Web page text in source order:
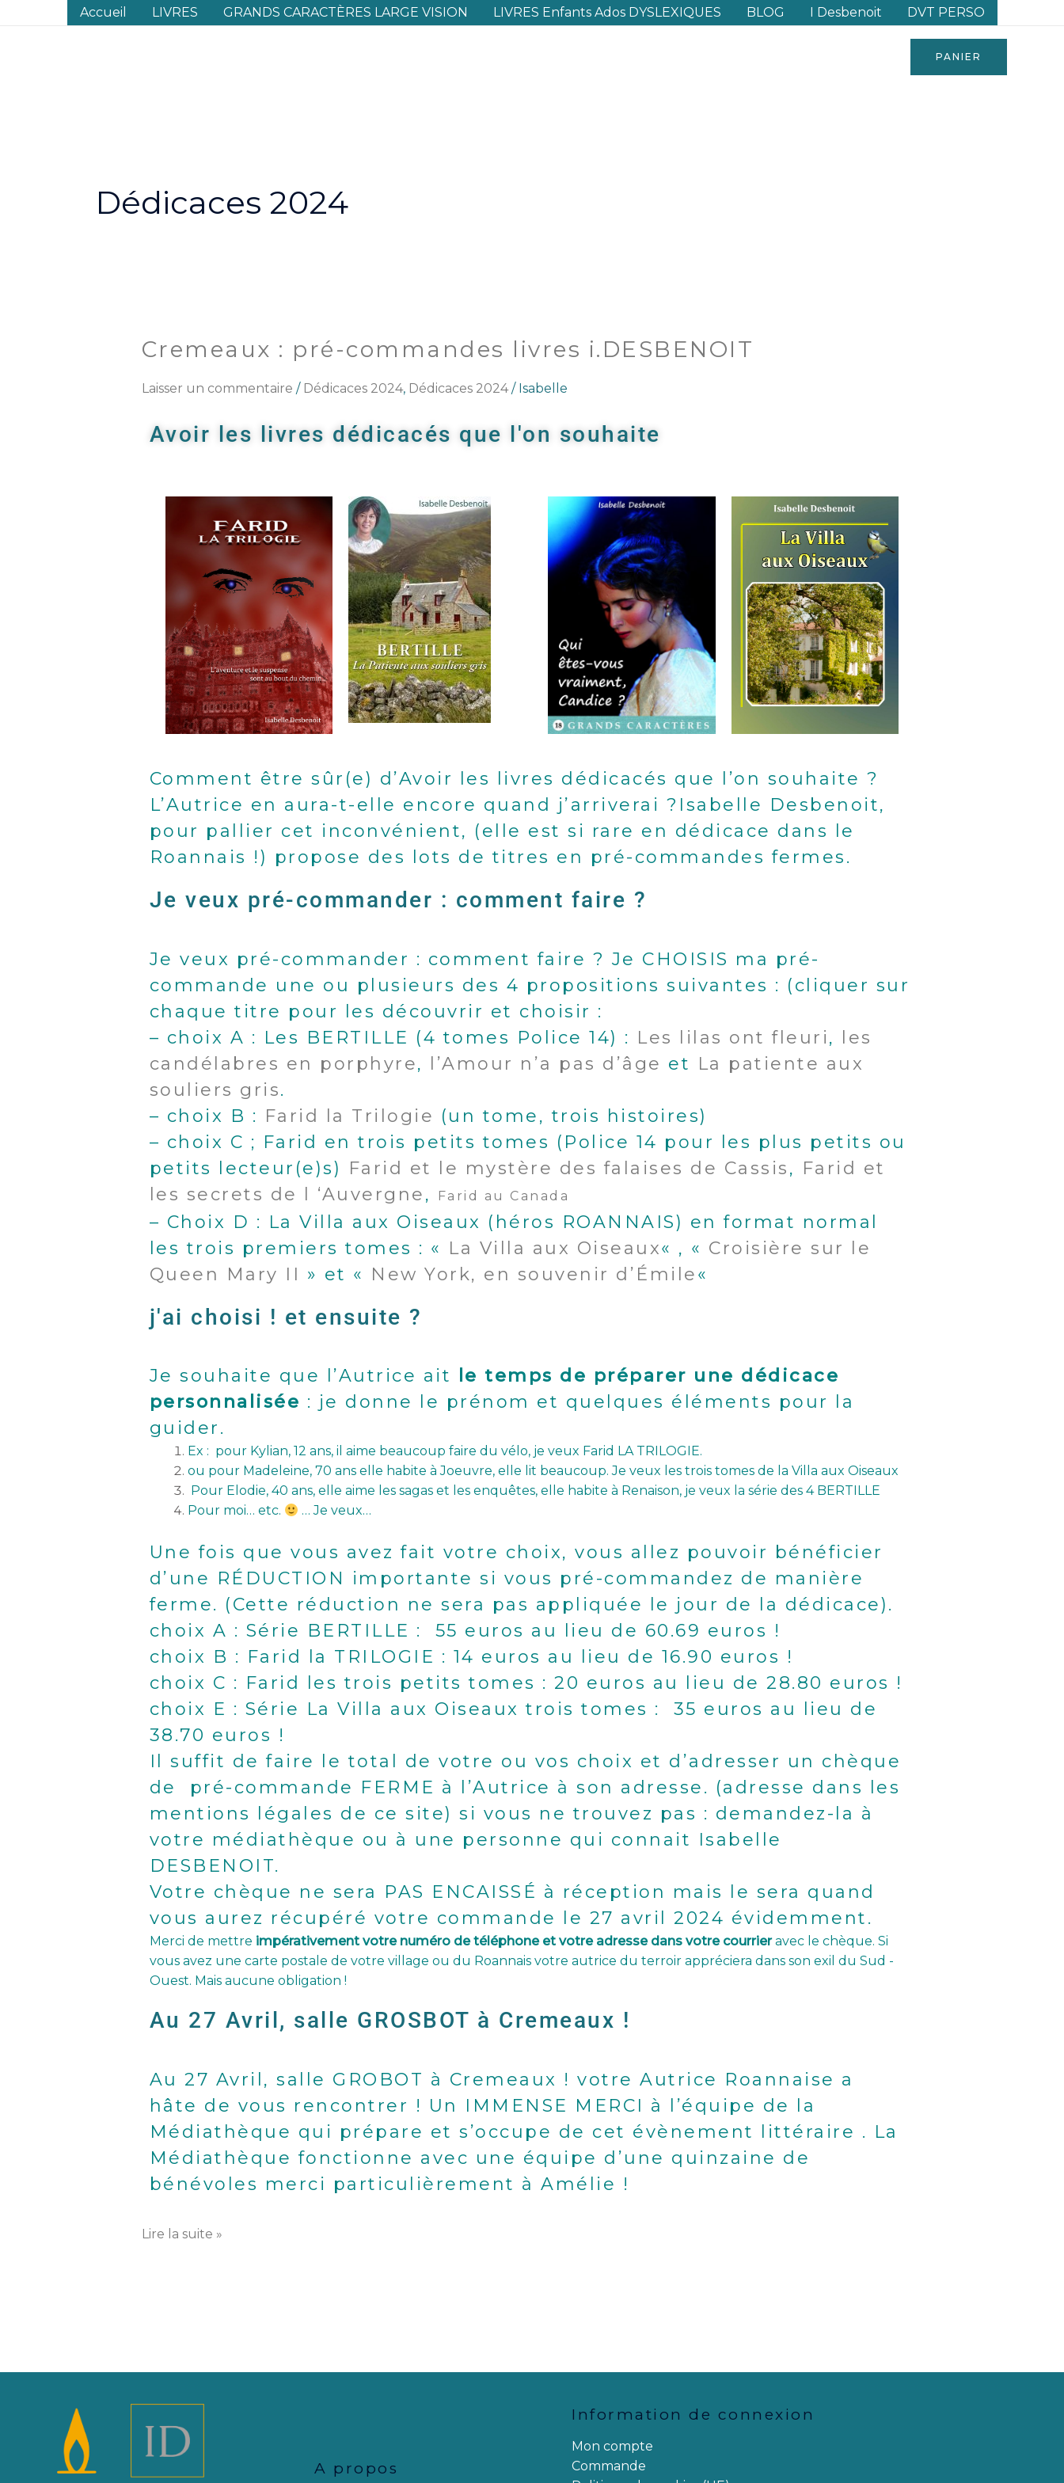
Accueil LIVRES GRANDS CARACTÈRES LARGE VISION LIVRES Enfants Ados DYSLEXIQUES BLOG I Desbenoit DVT PERSO
PANIER
Dédicaces 2024
Cremeaux : pré-commandes livres i.DESBENOIT
Laisser un commentaire / Dédicaces 2024, Dédicaces 2024/ Isabelle
Avoir les livres dédicacés que l'on souhaite
Comment être sûr(e) d’Avoir les livres dédicacés que l’on souhaite ?
L’Autrice en aura-t-elle encore quand j’arriverai ?Isabelle Desbenoit,
pour pallier cet inconvénient, (elle est si rare en dédicace dans le
Roannais !) propose des lots de titres en pré-commandes fermes.
Je veux pré-commander : comment faire ?
Je veux pré-commander : comment faire ? Je CHOISIS ma pré-
commande une ou plusieurs des 4 propositions suivantes : (cliquer sur
chaque titre pour les découvrir et choisir :
– choix A : Les BERTILLE (4 tomes Police 14) : Les lilas ont fleuri, les
candélabres en porphyre, l’Amour n’a pas d’âge et La patiente aux
souliers gris.
– choix B : Farid la Trilogie (un tome, trois histoires)
– choix C ; Farid en trois petits tomes (Police 14 pour les plus petits ou
petits lecteur(e)s) Farid et le mystère des falaises de Cassis, Farid et
les secrets de l ‘Auvergne, Farid au Canada
– Choix D : La Villa aux Oiseaux (héros ROANNAIS) en format normal
les trois premiers tomes : « La Villa aux Oiseaux« , « Croisière sur le
Queen Mary II » et « New York, en souvenir d’Émile«
j'ai choisi ! et ensuite ?
Je souhaite que l’Autrice ait
le temps de préparer une dédicace
personnalisée : je donne le prénom et quelques éléments pour la
guider.
Ex : pour Kylian, 12 ans, il aime beaucoup faire du vélo, je veux Farid LA TRILOGIE.
ou pour Madeleine, 70 ans elle habite à Joeuvre, elle lit beaucoup. Je veux les trois tomes de la Villa aux Oiseaux
Pour Elodie, 40 ans, elle aime les sagas et les enquêtes, elle habite à Renaison, je veux la série des 4 BERTILLE
Pour moi… etc.
… Je veux…
Une fois que vous avez fait votre choix, vous allez pouvoir bénéficier
d’une RÉDUCTION importante si vous pré-commandez de manière
ferme. (Cette réduction ne sera pas appliquée le jour de la dédicace).
choix A : Série BERTILLE : 55 euros au lieu de 60.69 euros !
choix B : Farid la TRILOGIE : 14 euros au lieu de 16.90 euros !
choix C : Farid les trois petits tomes : 20 euros au lieu de 28.80 euros !
choix E : Série La Villa aux Oiseaux trois tomes : 35 euros au lieu de
38.70 euros !
Il suffit de faire le total de votre ou vos choix et d’adresser un chèque
de pré-commande FERME à l’Autrice à son adresse. (adresse dans les
mentions légales de ce site) si vous ne trouvez pas : demandez-la à
votre médiathèque ou à une personne qui connait Isabelle
DESBENOIT.
Votre chèque ne sera PAS ENCAISSÉ à réception mais le sera quand
vous aurez récupéré votre commande le 27 avril 2024 évidemment.
Merci de mettre impérativement votre numéro de téléphone et votre adresse dans votre courrieravec le chèque. Si
vous avez une carte postale de votre village ou du Roannais votre autrice du terroir appréciera dans son exil du Sud -
Ouest. Mais aucune obligation !
Au 27 Avril, salle GROSBOT à Cremeaux !
Au 27 Avril, salle GROBOT à Cremeaux ! votre Autrice Roannaise a
hâte de vous rencontrer ! Un IMMENSE MERCI à l’équipe de la
Médiathèque qui prépare et s’occupe de cet évènement littéraire . La
Médiathèque fonctionne avec u ne équipe d’une quinzaine de
bénévoles merci particulièrement à Amélie !
Cremeaux
pré-
livres
i.DESBENOIT
Lire la suite »
A propos
Information de connexion
Mon compte
Commande